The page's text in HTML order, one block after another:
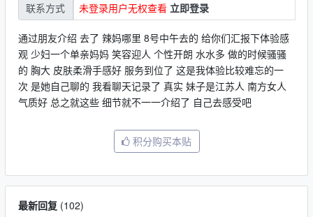
联系方式 未登录用户无权查看 立即登录
通过朋友介绍 去了 辣妈哪里 8号中午去的 给你们汇报下体验感
观 少妇一个单亲妈妈 笑容迎人 个性开朗 水水多 做的时候骚骚
的 胸大 皮肤柔滑手感好 服务到位了 这是我体验比较难忘的一
次 是她自己聊的 我看聊天记录了 真实 妹子是江苏人 南方女人
气质好 总之就这些 细节就不一一介绍了 自己去感受吧
积分购买本贴
最新回复(102)